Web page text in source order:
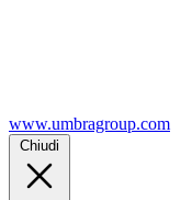
www.umbragroup.com
Chiudi